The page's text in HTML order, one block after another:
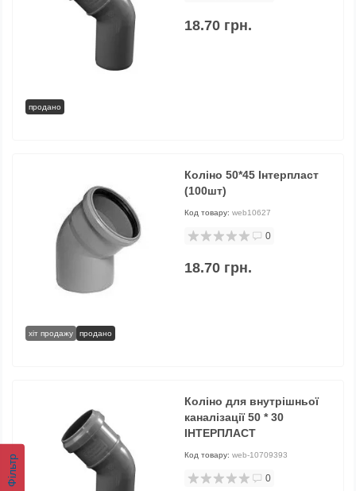
Фільтр
продано
18.70 грн.
хіт продажу продано
Коліно 50*45 Інтерпласт
(100шт)
Код товару: web10627
0
18.70 грн.
Коліно для внутрішньої
каналізації 50 * 30
ІНТЕРПЛАСТ
Код товару: web-10709393
0